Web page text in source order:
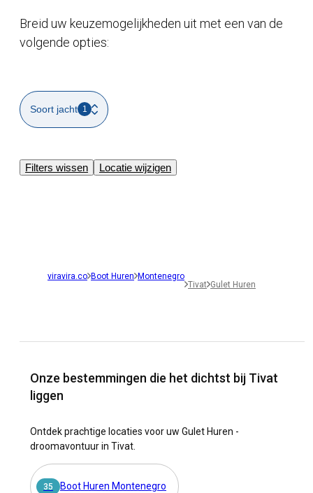
Breid uw keuzemogelijkheden uit met een van de
volgende opties:
Soort jacht 1
Filters wissen Locatie wijzigen
viravira.co Boot Huren Montenegro
Tivat Gulet Huren
Onze bestemmingen die het dichtst bij Tivat
liggen
Ontdek prachtige locaties voor uw Gulet Huren -
droomavontuur in Tivat.
35 Boot Huren Montenegro